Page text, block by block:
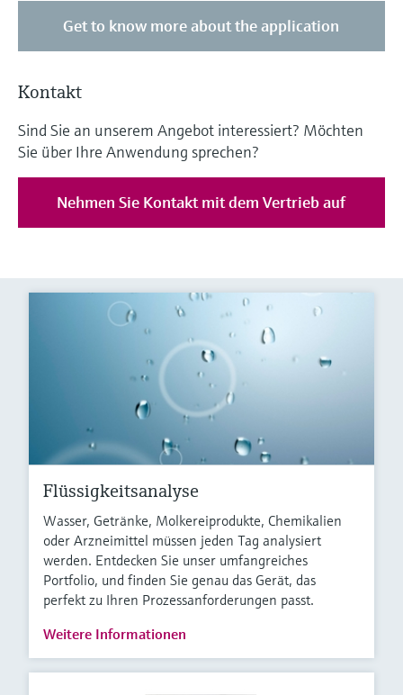
Get to know more about the application
Kontakt
Sind Sie an unserem Angebot interessiert? Möchten
Sie über Ihre Anwendung sprechen?
Nehmen Sie Kontakt mit dem Vertrieb auf
Flüssigkeitsanalyse
Wasser, Getränke, Molkereiprodukte, Chemikalien
oder Arzneimittel müssen jeden Tag analysiert
werden. Entdecken Sie unser umfangreiches
Portfolio, und finden Sie genau das Gerät, das
perfekt zu Ihren Prozessanforderungen passt.
Weitere Informationen